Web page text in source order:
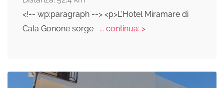
<!-- wp:paragraph --> <p>L'Hotel Miramare di
Cala Gonone sorge
... continua: >